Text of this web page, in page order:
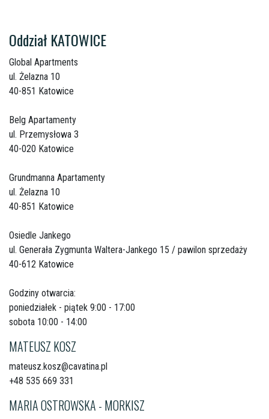
Oddział KATOWICE
Global Apartments
ul. Żelazna 10
40-851 Katowice
Belg Apartamenty
ul. Przemysłowa 3
40-020 Katowice
Grundmanna Apartamenty
ul. Żelazna 10
40-851 Katowice
Osiedle Jankego
ul. Generała Zygmunta Waltera-Jankego 15 / pawilon sprzedaży
40-612 Katowice
Godziny otwarcia:
poniedziałek - piątek 9:00 - 17:00
sobota 10:00 - 14:00
MATEUSZ KOSZ
mateusz.kosz@cavatina.pl
+48 535 669 331
MARIA OSTROWSKA - MORKISZ